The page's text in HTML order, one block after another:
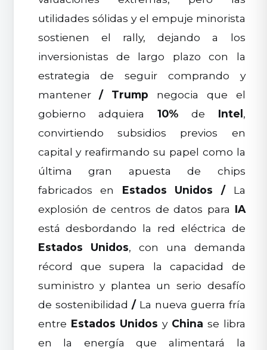
utilidades sólidas y el empuje minorista
sostienen el rally, dejando a los
inversionistas de largo plazo con la
estrategia de seguir comprando y
mantener/ Trump negocia que el
gobierno adquiera10% de Intel ,
convirtiendo subsidios previos en
capital y reafirmando su papel como la
última gran apuesta de chips
fabricados en Estados Unidos /La
explosión de centros de datos para IA
está desbordando la red eléctrica de
Estados Unidos, con una demanda
récord que supera la capacidad de
suministro y plantea un serio desafío
de sostenibilidad /La nueva guerra fría
entre Estados Unidos y China se libra
en la energía que alimentará la